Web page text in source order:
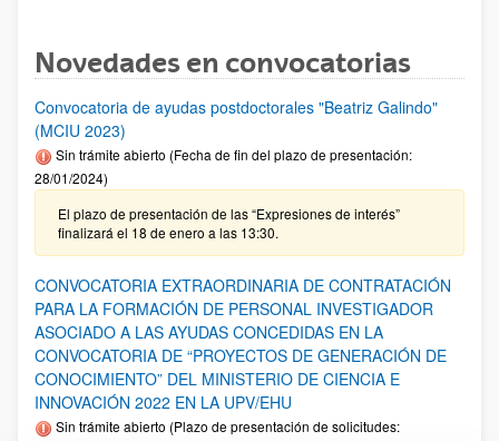
Novedades en convocatorias
Convocatoria de ayudas postdoctorales "Beatriz Galindo"
(MCIU 2023)
Sin trámite abierto (Fecha de fin del plazo de presentación:
28/01/2024)
El plazo de presentación de las “Expresiones de interés”
finalizará el 18 de enero a las 13:30.
CONVOCATORIA EXTRAORDINARIA DE CONTRATACIÓN
PARA LA FORMACIÓN DE PERSONAL INVESTIGADOR
ASOCIADO A LAS AYUDAS CONCEDIDAS EN LA
CONVOCATORIA DE “PROYECTOS DE GENERACIÓN DE
CONOCIMIENTO” DEL MINISTERIO DE CIENCIA E
INNOVACIÓN 2022 EN LA UPV/EHU
Sin trámite abierto (Plazo de presentación de solicitudes: